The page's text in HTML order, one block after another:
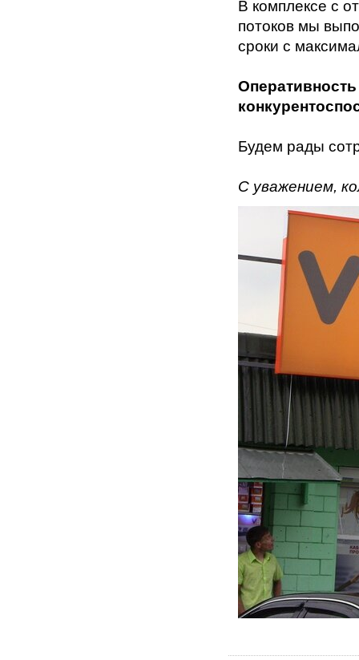
В комплексе с
потоков мы
сроки с
Будем рады
С уважением,